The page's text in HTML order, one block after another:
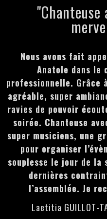
GATSBY / ANNÉES
CHANSONS
MUSIQUES ITALIENNES
BOSSA NOVA
MUSIQUE CLASSIQUE
MUSIQUE CUBAINE
RÉFÉRENCES
Nous avons fait
Anatole dans le
professionnelle. Grâce
agréable, super
ravies de pouvoir
soirée. Chanteuse
super musiciens, une
pour organiser
souplesse le jour de la
dernières
l’assemblée. Je
Laetitia GUILLOT-